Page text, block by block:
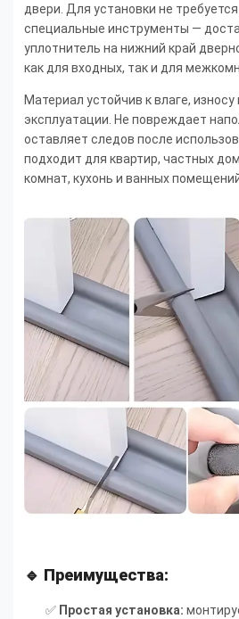
двери. Для установки не
специальные инструменты —
уплотнитель на нижний край
как для входных, так и для
Материал устойчив к влаге,
эксплуатации. Не повреждает
оставляет следов после
подходит для квартир, частных
комнат, кухонь и ванных
🔹 Преимущества:
✅ Простая установка: